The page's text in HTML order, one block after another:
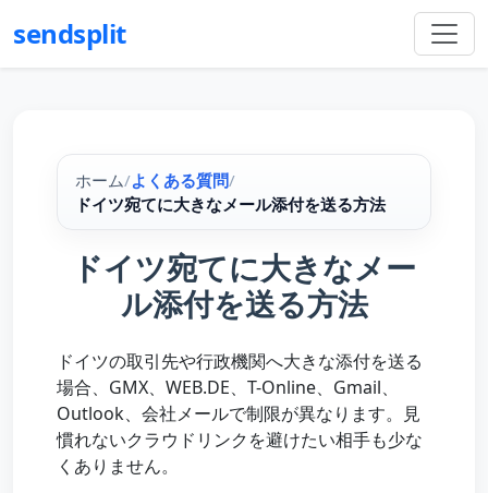
sendsplit
ホーム/よくある質問/
ドイツ宛てに大きなメール添付を送る方法
ドイツ宛てに大きなメー
ル添付を送る方法
ドイツの取引先や行政機関へ大きな添付を送る
場合、GMX、WEB.DE、T-Online、Gmail、
Outlook、会社メールで制限が異なります。見
慣れないクラウドリンクを避けたい相手も少な
くありません。